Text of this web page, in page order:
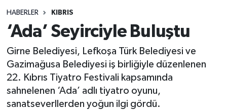
HABERLER KIBRIS
‘Ada’ Seyirciyle Buluştu
Girne Belediyesi, Lefkoşa Türk Belediyesi ve
Gazimağusa Belediyesi iş birliğiyle düzenlenen
22. Kıbrıs Tiyatro Festivali kapsamında
sahnelenen ‘Ada’ adlı tiyatro oyunu,
sanatseverllerden yoğun ilgi gördü.
MAGAZİN
SAĞLIK
SPOR
TEKNOLOJİ
Süper Lig Puan Durumu ve Fikstür
Tüm Manşetler
Son Dakika Haberleri
Haber Arşivi